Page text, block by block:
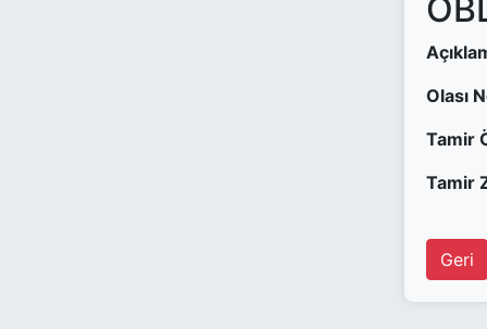
Olası
Tamir
Tamir
Geri